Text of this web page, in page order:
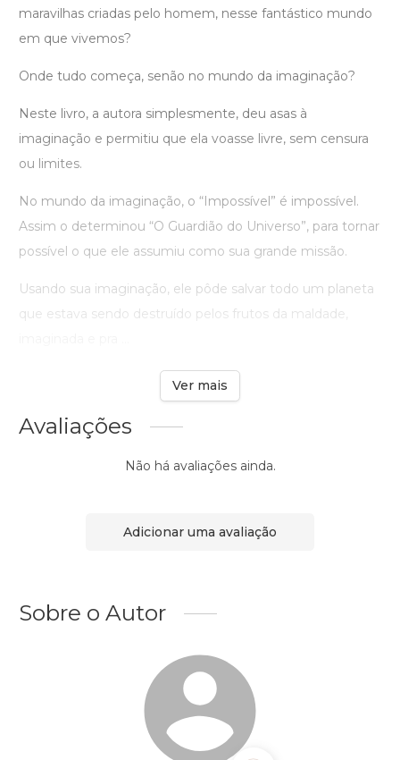
maravilhas criadas pelo homem, nesse fantástico mundo
em que vivemos?
Onde tudo começa, senão no mundo da imaginação?
Neste livro, a autora simplesmente, deu asas à
imaginação e permitiu que ela voasse livre, sem censura
ou limites.
No mundo da imaginação, o “Impossível” é impossível.
Assim o determinou “O Guardião do Universo”, para tornar
possível o que ele assumiu como sua grande missão.
Usando sua imaginação, ele pôde salvar todo um planeta
que estava sendo destruído pelos frutos da maldade,
Ver mais
Avaliações
Não há avaliações ainda.
Adicionar uma avaliação
Sobre o Autor